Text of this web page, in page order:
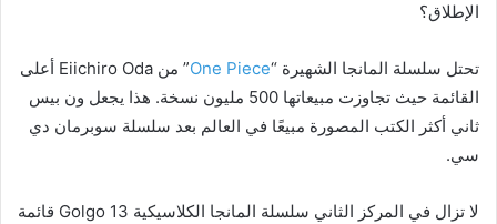
الإطلاق؟
تحتل سلسلة المانجا الشهيرة “One Piece
” من Eiichiro Oda أعلى
القائمة حيث تجاوزت مبيعاتها 500 مليون نسخة. هذا يجعل ون بيس
ثاني أكثر الكتب المصورة مبيعًا في العالم بعد سلسلة سوبرمان دي
سي.
لا تزال في المركز الثاني سلسلة المانجا الكلاسيكية Golgo 13 قائمة